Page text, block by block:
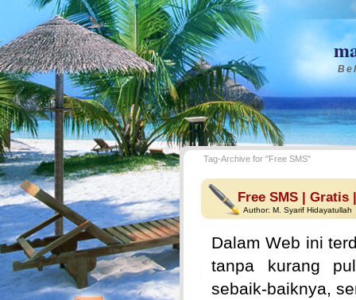
Tag-Archive for "Free SMS"
Free SMS | Gratis
Author: M. Syarif Hidayatullah
Dalam Web ini
tanpa kurang
sebaik-baiknya,